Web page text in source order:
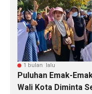
1 bulan lalu
Puluhan Emak-
Wali Kota Diminta